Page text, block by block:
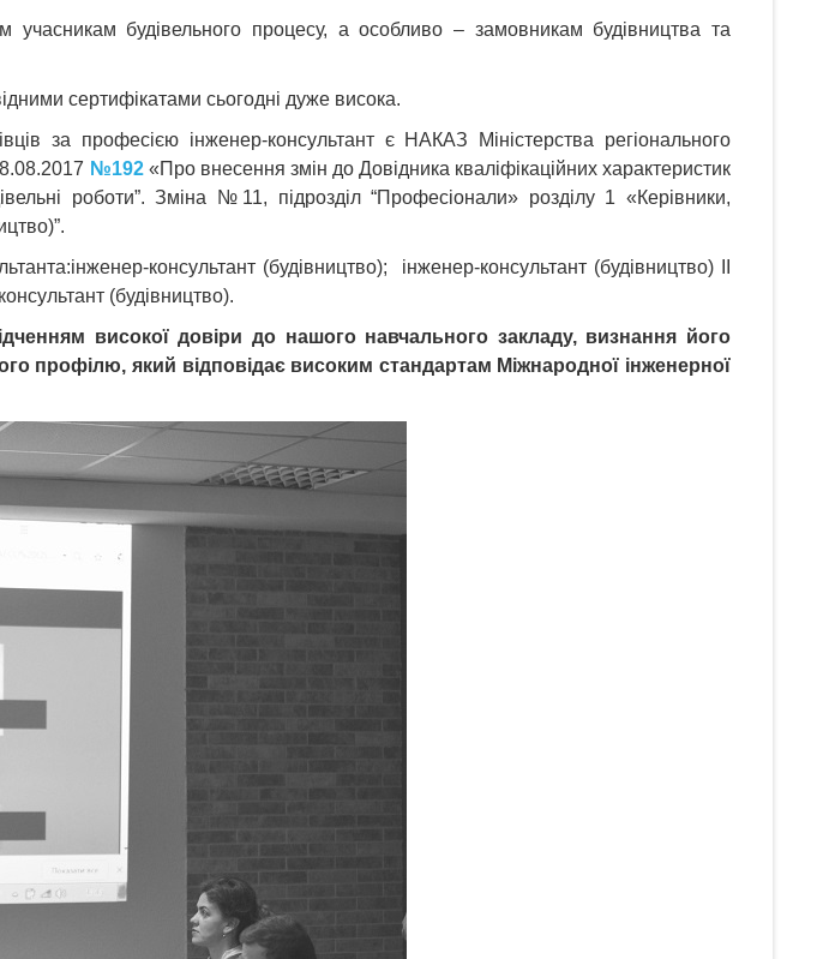
учасникам будівельного процесу, а особливо – замовникам будівництва та
сертифікатами сьогодні дуже висока.
за професією інженер-консультант є НАКАЗ Міністерства регіонального
2017 №192«Про внесення змін до Довідника кваліфікаційних характеристик
роботи”. Зміна №11, підрозділ “Професіонали» розділу 1 «Керівники,
консультант (будівництво); інженер-консультант (будівництво) ІІ
(будівництво).
високої довіри до нашого навчального закладу, визнання його
профілю, який відповідає високим стандартам Міжнародної інженерної